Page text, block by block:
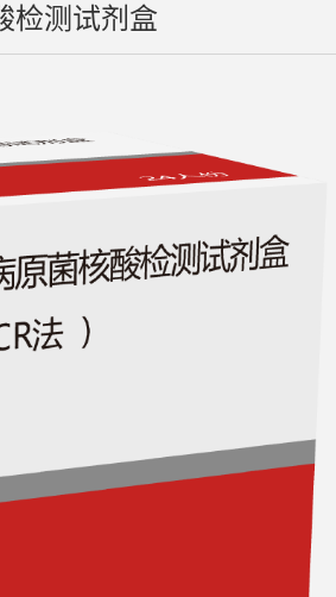
检测试剂盒